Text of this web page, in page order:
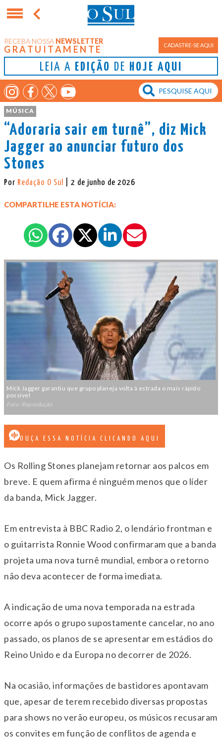
RECEBA NOSSA NEWSLETTER
GRATUITAMENTE CADASTRE-SE AQUI
LEIA A EDIÇÃO DE HOJE AQUI
MÚSICA
“Adoraria sair em turnê”, diz Mick
Jagger ao anunciar futuro dos
Stones
Por Redação O Sul | 2 de junho de 2026
COMPARTILHE ESTA NOTÍCIA:
Mick Jagger garantiu que grupo planeja volta à estrada o mais rápido
possível
Foto: Reprodução
OUÇA ESSA NOTÍCIA CLICANDO AQUI
Os Rolling Stones planejam retornar aos palcos em
breve. E quem afirma é ninguém menos que o líder
da banda, Mick Jagger.
Em entrevista à BBC Radio 2, o lendário frontman e
o guitarrista Ronnie Wood confirmaram que a banda
projeta uma nova turnê mundial, embora o retorno
não deva acontecer de forma imediata.
A indicação de uma nova temporada na estrada
ocorre após o grupo supostamente cancelar, no ano
passado, os planos de se apresentar em estádios do
Reino Unido e da Europa no decorrer de 2026.
Na ocasião, informações de bastidores apontavam
que, apesar de terem recebido diversas propostas
para shows no verão europeu, os músicos recusaram
os convites em função de conflitos de agenda e